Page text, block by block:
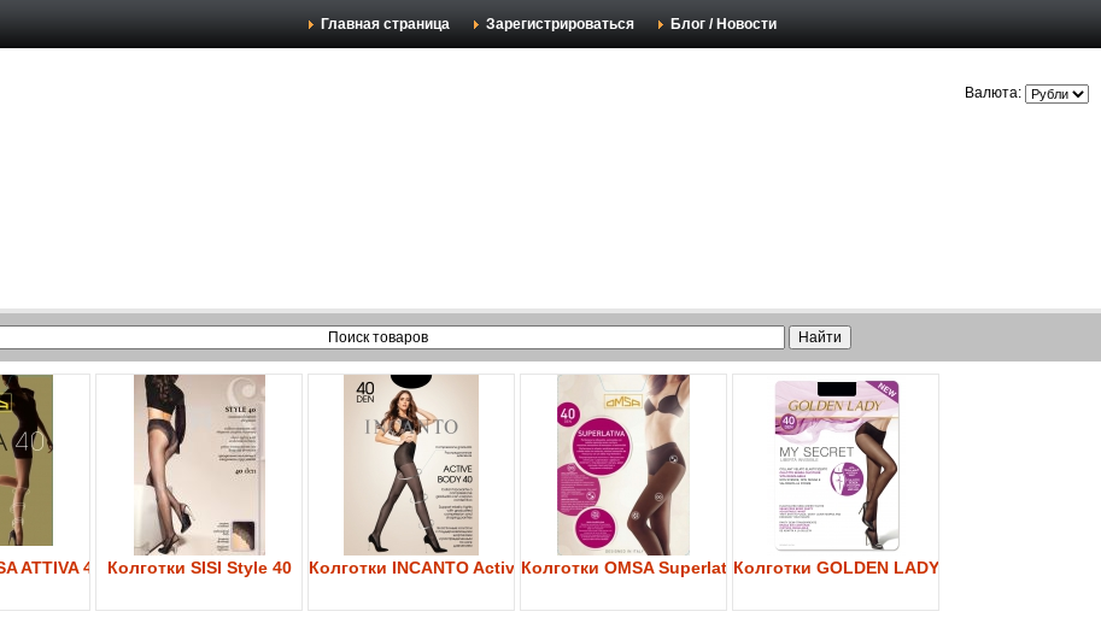
Главная страница Зарегистрироваться Блог / Новости
Валюта:
ATTIVA 40 Колготки SISI Style 40 Колготки INCANTO Active Body 40Колготки OMSA Superlativa 40Колготки GOLDEN LADY My Secret 40